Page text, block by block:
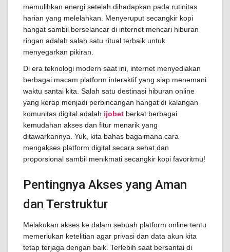
memulihkan energi setelah dihadapkan pada rutinitas
harian yang melelahkan. Menyeruput secangkir kopi
hangat sambil berselancar di internet mencari hiburan
ringan adalah salah satu ritual terbaik untuk
menyegarkan pikiran.
Di era teknologi modern saat ini, internet menyediakan
berbagai macam platform interaktif yang siap menemani
waktu santai kita. Salah satu destinasi hiburan online
yang kerap menjadi perbincangan hangat di kalangan
komunitas digital adalah ijobet berkat berbagai
kemudahan akses dan fitur menarik yang
ditawarkannya. Yuk, kita bahas bagaimana cara
mengakses platform digital secara sehat dan
proporsional sambil menikmati secangkir kopi favoritmu!
Pentingnya Akses yang Aman
dan Terstruktur
Melakukan akses ke dalam sebuah platform online tentu
memerlukan ketelitian agar privasi dan data akun kita
tetap terjaga dengan baik. Terlebih saat bersantai di